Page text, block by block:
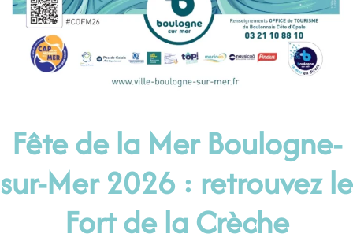
Fête de la Mer Boulogne-
sur-Mer 2026 : retrouvez le
Fort de la Crèche